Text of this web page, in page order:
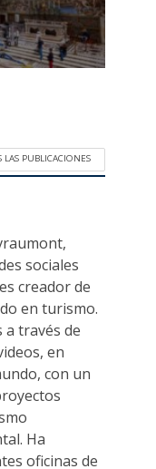
LAS PUBLICACIONES
sociales
creador de
en turismo.
a través de
en
con un
Ha
oficinas de